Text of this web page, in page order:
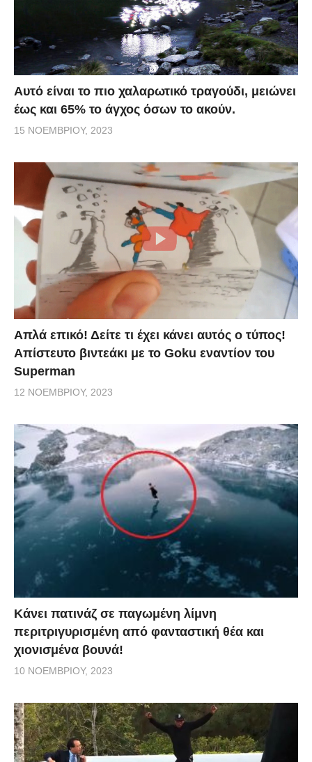
Αυτό είναι το πιο χαλαρωτικό τραγούδι, μειώνει
έως και 65% το άγχος όσων το ακούν.
15 ΝΟΕΜΒΡΊΟΥ, 2023
Απλά επικό! Δείτε τι έχει κάνει αυτός ο τύπος!
Απίστευτο βιντεάκι με το Goku εναντίον του
Superman
12 ΝΟΕΜΒΡΊΟΥ, 2023
Κάνει πατινάζ σε παγωμένη λίμνη
περιτριγυρισμένη από φανταστική θέα και
χιονισμένα βουνά!
10 ΝΟΕΜΒΡΊΟΥ, 2023